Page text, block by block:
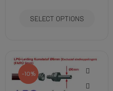
SELECT OPTIONS
-10%